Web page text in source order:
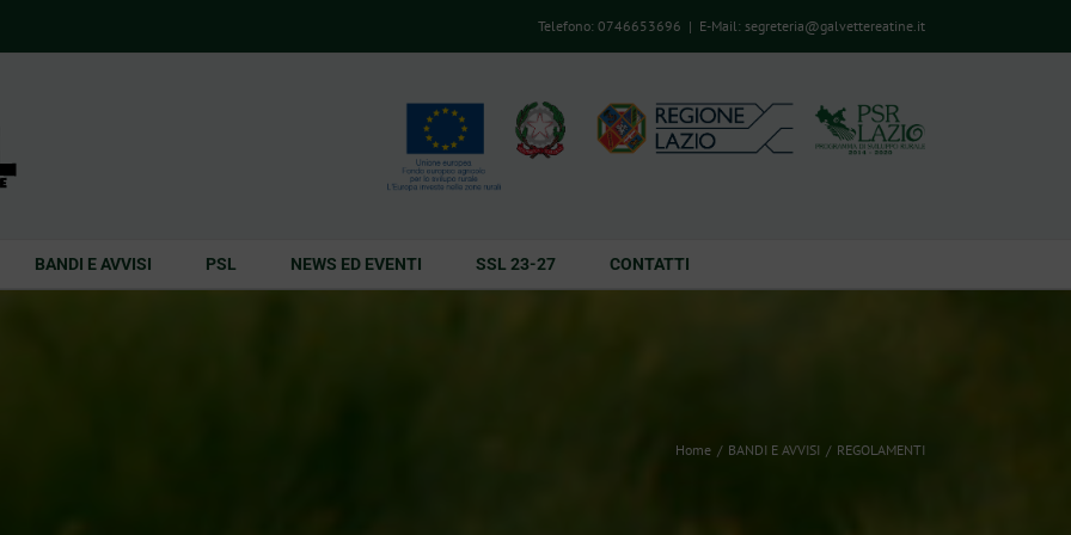
Telefono: 0746653696 | E-Mail: segreteria@galvettereatine.it
BANDI E AVVISI PSL NEWS ED EVENTI SSL 23-27 CONTATTI
Home / BANDI E AVVISI / REGOLAMENTI